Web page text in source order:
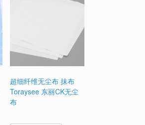
超细纤维无尘布 抹布
Toraysee 东丽CK无尘
布